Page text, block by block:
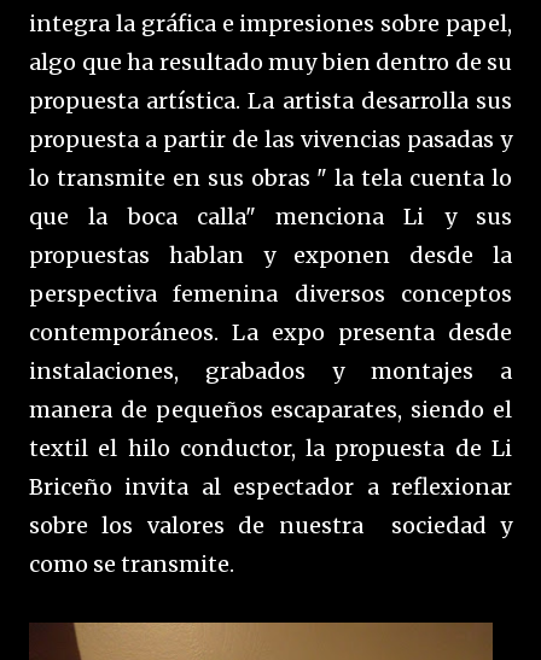
integra la gráfica e impresiones sobre papel,
algo que ha resultado muy bien dentro de su
propuesta artística. La artista desarrolla sus
propuesta a partir de las vivencias pasadas y
lo transmite en sus obras " la tela cuenta lo
que la boca calla" menciona Li y sus
propuestas hablan y exponen desde la
perspectiva femenina diversos conceptos
contemporáneos. La expo presenta desde
instalaciones, grabados y montajes a
manera de pequeños escaparates, siendo el
textil el hilo conductor, la propuesta de Li
Briceño invita al espectador a reflexionar
sobre los valores de nuestra sociedad y
como se transmite.